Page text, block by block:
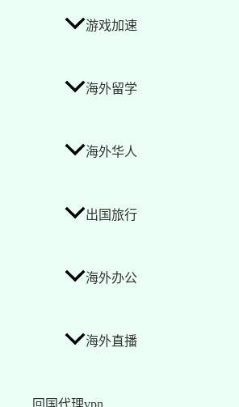
游戏加速
海外留学
海外华人
出国旅行
海外办公
海外直播
回国代理vpn